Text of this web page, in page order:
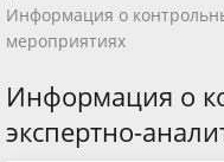
Информация о
мероприятиях
Информация о
экспертно-